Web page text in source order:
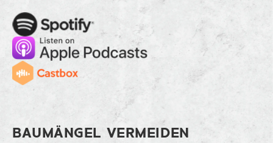
Spotify
Apple Music
Cast
BAUMÄNGEL VERMEIDEN